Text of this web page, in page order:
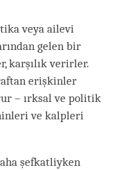
veya ailevi
gelen bir
karşılık verirler.
erişkinler
– ırksal ve politik
ve kalpleri
şefkatliyken